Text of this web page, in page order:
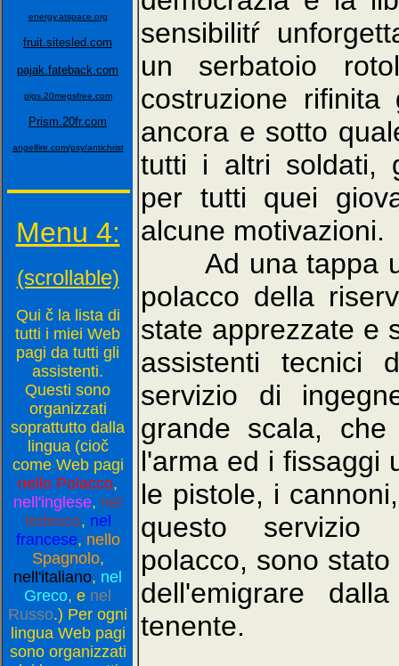
energy.atspace.org
fruit.sitesled.com
pajak.fateback.com
pigs.20megsfree.com
Prism.20fr.com
angelfire.com/psy/antichrist
Menu 4:
(scrollable)
Qui č la lista di
tutti i miei Web
pagi da tutti gli
assistenti.
Questi sono
organizzati
soprattutto dalla
lingua (cioč
come Web pagi
nello Polacco,
nell'inglese, nel
tedesco, nel
francese, nello
Spagnolo,
nell'italiano, nel
Greco, e nel
Russo.) Per ogni
lingua Web pagi
sono organizzati
sensibilitŕ
un serbatoio
costruzione
ancora e sotto
tutti i altri soldati,
per tutti quei
alcune motivazioni.
Ad una tappa
polacco della
state apprezzate e
assistenti tecnici
servizio di
grande scala,
l'arma ed i fissaggi
le pistole, i
questo servizio
polacco, sono
dell'emigrare
tenente.